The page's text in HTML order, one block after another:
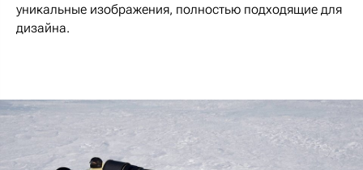
уникальные изображения, полностью подходящие для
дизайна.